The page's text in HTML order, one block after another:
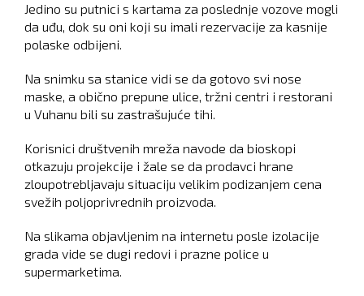
Jedino su putnici s kartama za poslednje vozove mogli
da uđu, dok su oni koji su imali rezervacije za kasnije
polaske odbijeni.
Na snimku sa stanice vidi se da gotovo svi nose
maske, a obično prepune ulice, tržni centri i restorani
u Vuhanu bili su zastrašujuće tihi.
Korisnici društvenih mreža navode da bioskopi
otkazuju projekcije i žale se da prodavci hrane
zloupotrebljavaju situaciju velikim podizanjem cena
svežih poljoprivrednih proizvoda.
Na slikama objavljenim na internetu posle izolacije
grada vide se dugi redovi i prazne police u
supermarketima.